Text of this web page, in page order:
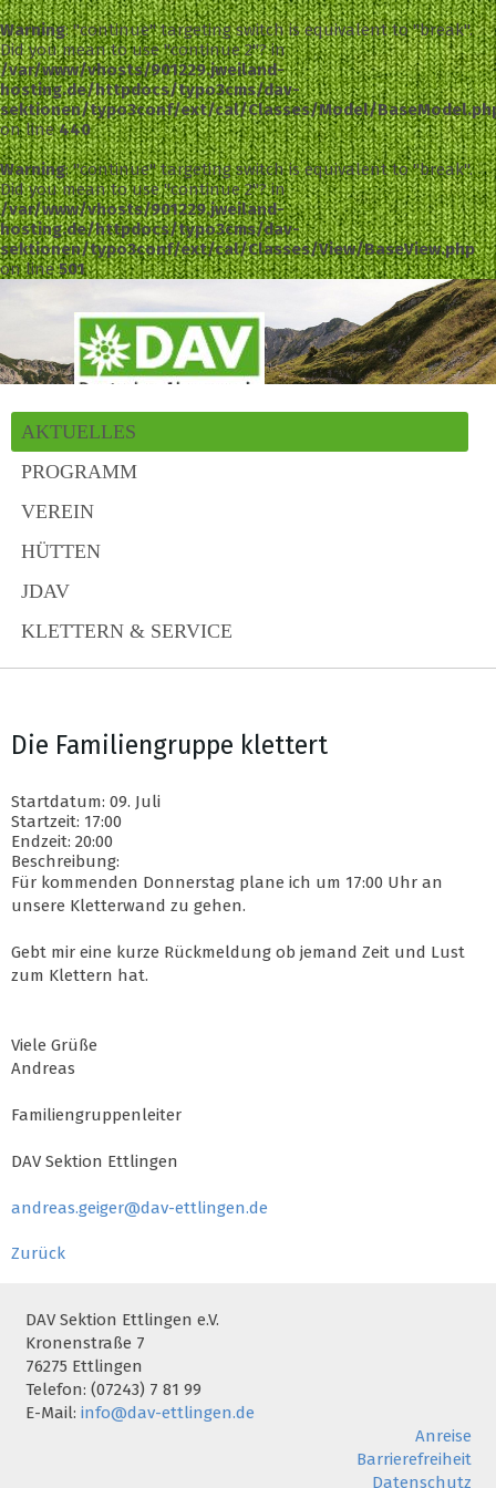
Warning: "continue" targeting switch is equivalent to "break".
Did you mean to use "continue 2"? in
/var/www/vhosts/901229.jweiland-
hosting.de/httpdocs/typo3cms/dav-
sektionen/typo3conf/ext/cal/Classes/Model/
on line440
Warning: "continue" targeting switch is equivalent to "break".
Did you mean to use "continue 2"? in
/var/www/vhosts/901229.jweiland-
hosting.de/httpdocs/typo3cms/dav-
sektionen/typo3conf/ext/cal/Classes/View/BaseView.php
on line501
AKTUELLES
PROGRAMM
VEREIN
HÜTTEN
JDAV
KLETTERN & SERVICE
Die Familiengruppe klettert
Startdatum: 09. Juli
Startzeit: 17:00
Endzeit: 20:00
Beschreibung:
Für kommenden Donnerstag plane ich um 17:00 Uhr an
unsere Kletterwand zu gehen.
Gebt mir eine kurze Rückmeldung ob jemand Zeit und Lust
zum Klettern hat.
Viele Grüße
Andreas
Familiengruppenleiter
DAV Sektion Ettlingen
andreas.geiger@dav-ettlingen.de
Zurück
DAV Sektion Ettlingen e.V.
Kronenstraße 7
76275 Ettlingen
Telefon: (07243) 7 81 99
E-Mail: info@dav-ettlingen.de
Anreise
Barrierefreiheit
Datenschutz